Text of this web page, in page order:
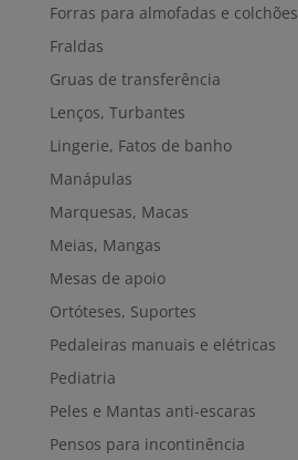
Forras para almofadas e colchões
Fraldas
Gruas de transferência
Lenços, Turbantes
Lingerie, Fatos de banho
Manápulas
Marquesas, Macas
Meias, Mangas
Mesas de apoio
Ortóteses, Suportes
Pedaleiras manuais e elétricas
Pediatria
Peles e Mantas anti-escaras
Pensos para incontinência